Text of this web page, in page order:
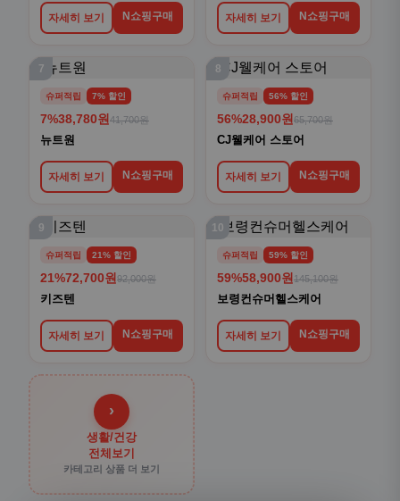
자세히 보기 N쇼핑구매 자세히 보기 N쇼핑구매
7
슈퍼적립 7% 할인
7%38,780원 41,700원
뉴트원
자세히 보기 N쇼핑구매
8
슈퍼적립 56% 할인
56%28,900원 65,700원
CJ웰케어 스토어
자세히 보기 N쇼핑구매
9
슈퍼적립 21% 할인
21%72,700원 92,000원
키즈텐
자세히 보기 N쇼핑구매
10
슈퍼적립 59% 할인
59%58,900원 145,100원
보령컨슈머헬스케어
자세히 보기 N쇼핑구매
›
생활/건강
전체보기
카테고리 상품 더 보기